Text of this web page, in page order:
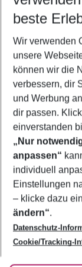
2
Footer
Footer
Über uns
AGB
Bestpreisgarantie
Cookie-
Cookie-Richtlinie
Barrierefreies
Folge uns
beste
Wir verwenden
unsere
können wir die
verbessern, dir
und Werbung
dir passen.
einverstanden
„Nur
anpassen“
individuell
Einstellungen
– klicke dazu
ändern“.
Datenschutz-
Cookie/Tracking-